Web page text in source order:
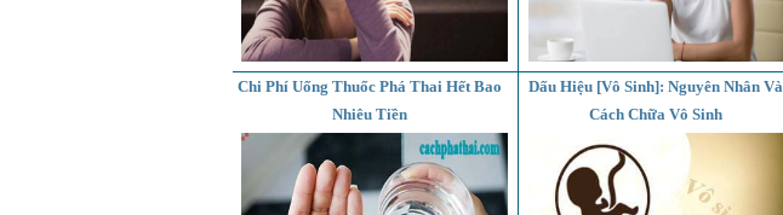
Chi Phí Uống Thuốc Phá Thai Hết Bao
Nhiêu Tiền
Dấu Hiệu [Vô Sinh]: Nguyên Nhân Và
Cách Chữa Vô Sinh